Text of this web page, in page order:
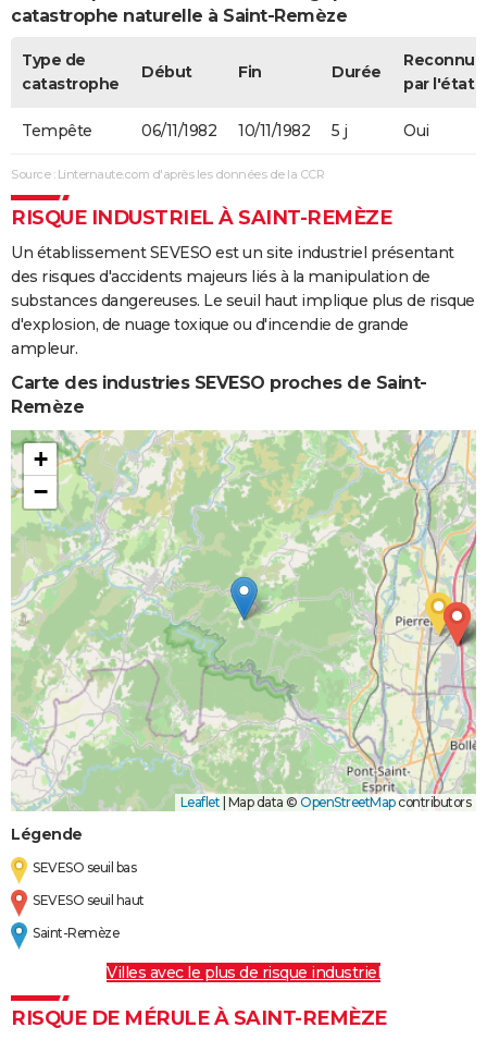
catastrophe naturelle à Saint-Remèze
Type de
catastrophe
Début Fin Durée
Reconnue
par l'état
Tempête 06/11/1982 10/11/1982 5 j Oui
Source : Linternaute.com d'après les données de la CCR
RISQUE INDUSTRIEL À SAINT-REMÈZE
Un établissement SEVESO est un site industriel présentant
des risques d'accidents majeurs liés à la manipulation de
substances dangereuses. Le seuil haut implique plus de risque
d'explosion, de nuage toxique ou d'incendie de grande
ampleur.
Carte des industries SEVESO proches de Saint-
Remèze
+
−
Leaflet | Map data © OpenStreetMapcontributors
Légende
SEVESO seuil bas
SEVESO seuil haut
Saint-Remèze
Villes avec le plus de risque industriel
RISQUE DE MÉRULE À SAINT-REMÈZE